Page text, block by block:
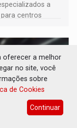
a
centros
oferecer a melhor
no site, você
sobre
de Cookies
Continuar